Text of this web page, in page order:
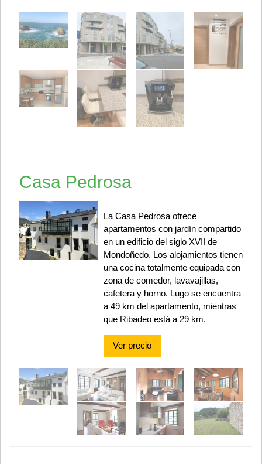
Casa Pedrosa
La Casa Pedrosa ofrece
apartamentos con jardín compartido
en un edificio del siglo XVII de
Mondoñedo. Los alojamientos tienen
una cocina totalmente equipada con
zona de comedor, lavavajillas,
cafetera y horno. Lugo se encuentra
a 49 km del apartamento, mientras
que Ribadeo está a 29 km.
Ver precio